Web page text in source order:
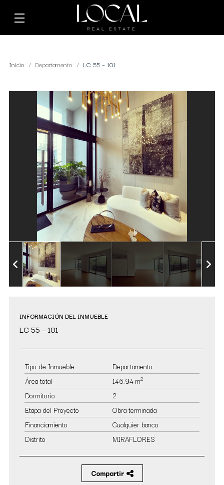
Inicio Departamento LC 55 – 101
INFORMACIÓN DEL INMUEBLE
LC 55 – 101
Tipo de Inmueble
Departamento
Área total
146.94 m2
Dormitorio
2
Etapa del Proyecto
Obra terminada
Financiamiento
Cualquier banco
Distrito
MIRAFLORES
Compartir